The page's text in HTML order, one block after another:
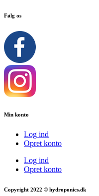
Følg os
Min konto
Log ind
Opret konto
Log ind
Opret konto
Copyright 2022 © hydroponics.dk